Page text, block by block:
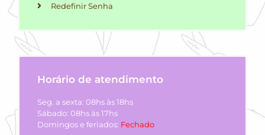
Redefinir Senha
Horário de atendimento
Seg. a sexta: 08hs às 18hs
Sábado: 08hs às 17hs
Domingos e feriados: Fechado